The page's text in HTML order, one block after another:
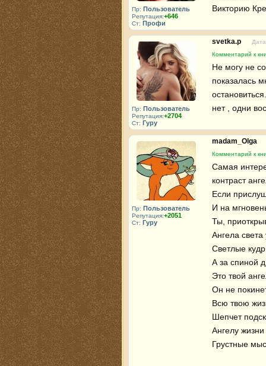
Пр: Пользователь
Репутация:+646
Ст: Профи
Викторию
Пр: Пользователь
Репутация:+2704
Ст: Гуру
svetka.p
Комментарий к
Не могу не
показалась
нет , одни
Пр: Пользователь
Репутация:+2051
Ст: Гуру
madam_Olga
Комментарий к
Самая
контраст
Если
И на
Ты,
Ангела
Светлые
А за спиной
Это твой
Он не
Всю твою
Шепчет
Ангелу
Грустные